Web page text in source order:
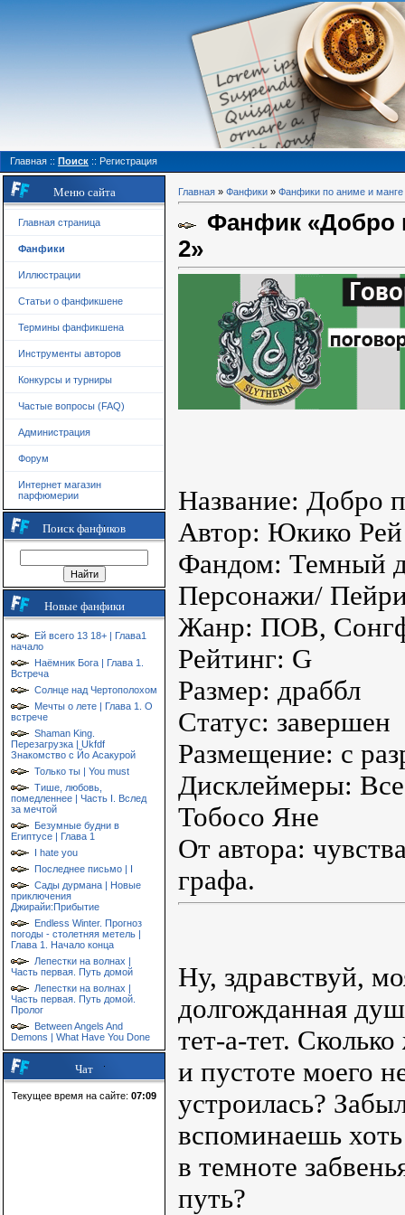
Главная :: Поиск :: Регистрация
Меню сайта
Главная страница
Фанфики
Иллюстрации
Статьи о фанфикшене
Термины фанфикшена
Инструменты авторов
Конкурсы и турниры
Частые вопросы (FAQ)
Администрация
Форум
Интернет магазин
парфюмерии
Поиск фанфиков
Новые фанфики
Ей всего 13 18+ | Глава1
начало
Наёмник Бога | Глава 1.
Встреча
Солнце над Чертополохом
Мечты о лете | Глава 1. О
встрече
Shaman King.
Перезагрузка | Ukfdf
Знакомство с Йо Асакурой
Только ты | You must
Тише, любовь,
помедленнее | Часть I. Вслед
за мечтой
Безумные будни в
Египтусе | Глава 1
I hate you
Последнее письмо | I
Сады дурмана | Новые
приключения
Джирайи:Прибытие
Endless Winter. Прогноз
погоды - столетняя метель |
Глава 1. Начало конца
Лепестки на волнах |
Часть первая. Путь домой
Лепестки на волнах |
Часть первая. Путь домой.
Пролог
Between Angels And
Demons | What Have You Done
Чат
Текущее время на сайте: 07:09
Главная » Фанфики » Фанфики по аниме и манге
Фанфик «Добро
2»
Название: Добро
Автор: Юкико Рей
Фандом: Темный
Персонажи/
Жанр: ПОВ,
Рейтинг: G
Размер: драббл
Статус: завершен
Размещение: с
Дисклеймеры:
Тобосо Яне
От автора:
графа.
Ну, здравствуй,
долгожданная
тет-а-тет.
и пустоте моего
устроилась?
вспоминаешь
в темноте
путь?